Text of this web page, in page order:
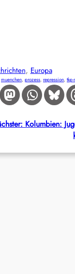
, Europa
muenchen, prozess, repression, tkp-
Kolumbien: